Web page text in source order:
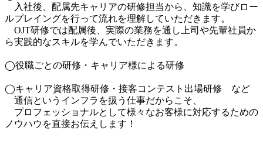
入社後、配属先キャリアの研修担当から、知識を学びロー
ルプレイングを行って流れを理解していただきます。
OJT研修では配属後、実際の業務を通し上司や先輩社員か
ら実践的なスキルを学んでいただきます。
◯役職ごとの研修・キャリア様による研修
◯キャリア資格取得研修・接客コンテスト出場研修　など
通信というインフラを扱う仕事だからこそ、
プロフェッショナルとして様々なお客様に対応するための
ノウハウを直接お伝えします！